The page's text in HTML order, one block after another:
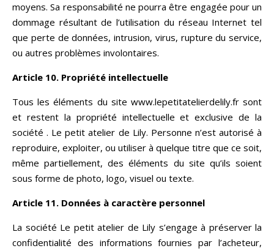
moyens. Sa responsabilité ne pourra être engagée pour un
dommage résultant de l’utilisation du réseau Internet tel
que perte de données, intrusion, virus, rupture du service,
ou autres problèmes involontaires.
Article 10. Propriété intellectuelle
Tous les éléments du site www.lepetitatelierdelily.fr sont
et restent la propriété intellectuelle et exclusive de la
société . Le petit atelier de Lily. Personne n’est autorisé à
reproduire, exploiter, ou utiliser à quelque titre que ce soit,
même partiellement, des éléments du site qu’ils soient
sous forme de photo, logo, visuel ou texte.
Article 11. Données à caractère personnel
La société Le petit atelier de Lily s’engage à préserver la
confidentialité des informations fournies par l’acheteur,